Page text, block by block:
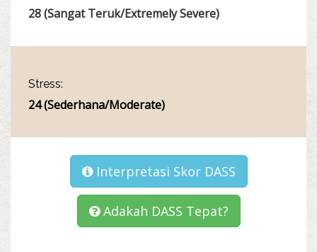
28 (Sangat Teruk/Extremely Severe)
Stress:
24 (Sederhana/Moderate)
Interpretasi Skor DASS
Adakah DASS Tepat?